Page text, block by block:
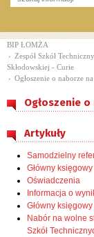
BIP ŁOMŻA
› Zespół Szkół
Skłodowskiej - Curie
› Ogłoszenie o naborze
Ogłoszenie
Artykuły
Samodzielny
Główny księgowy
Oświadczenia
Informacja o
Główny
Nabór na wolne
Szkół